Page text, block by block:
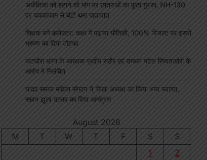
अधीक्षिका को हटाने की मांग पर छात्राओं का फूटा गुस्सा, NH-130
पर चक्काजाम से घंटों थमा यातायात
शिक्षक बने कलेक्टर: कक्षा में पढ़ाया भौतिकी, 100% रिजल्ट पर इसरो
भ्रमण का दिया तोहफा
कटघोरा थाना के आरक्षक प्रदीप राठौर एवं रामधन पटेल रिश्वतखोरी के
आरोप मे निलंबित
यादव समाज महिला संगठन ने जिला अध्यक्ष का किया भव्य स्वागत,
सावन झूला उत्सव का दिया आमंत्रण
August 2026
M
T W T F S
S
1
2